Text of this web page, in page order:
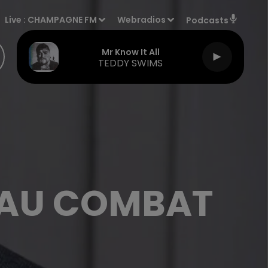
Live : CHAMPAGNE FM Webradios Podcasts
Mr Know It All
TEDDY SWIMS
COMBAT